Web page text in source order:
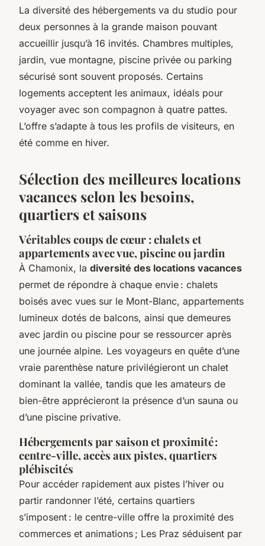
La diversité des hébergements va du studio pour
deux personnes à la grande maison pouvant
accueillir jusqu’à 16 invités. Chambres multiples,
jardin, vue montagne, piscine privée ou parking
sécurisé sont souvent proposés. Certains
logements acceptent les animaux, idéals pour
voyager avec son compagnon à quatre pattes.
L’offre s’adapte à tous les profils de visiteurs, en
été comme en hiver.
Sélection des meilleures locations
vacances selon les besoins,
quartiers et saisons
Véritables coups de cœur : chalets et
appartements avec vue, piscine ou jardin
À Chamonix, la diversité des locations vacances
permet de répondre à chaque envie : chalets
boisés avec vues sur le Mont-Blanc, appartements
lumineux dotés de balcons, ainsi que demeures
avec jardin ou piscine pour se ressourcer après
une journée alpine. Les voyageurs en quête d’une
vraie parenthèse nature privilégieront un chalet
dominant la vallée, tandis que les amateurs de
bien-être apprécieront la présence d’un sauna ou
d’une piscine privative.
Hébergements par saison et proximité :
centre-ville, accès aux pistes, quartiers
plébiscités
Pour accéder rapidement aux pistes l’hiver ou
partir randonner l’été, certains quartiers
s’imposent : le centre-ville offre la proximité des
commerces et animations ; Les Praz séduisent par